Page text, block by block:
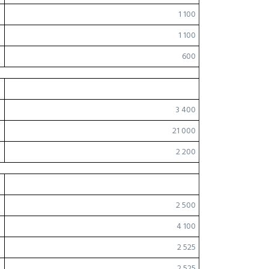
1 100
1 100
600
3 400
21 000
2 200
2 500
4 100
2 525